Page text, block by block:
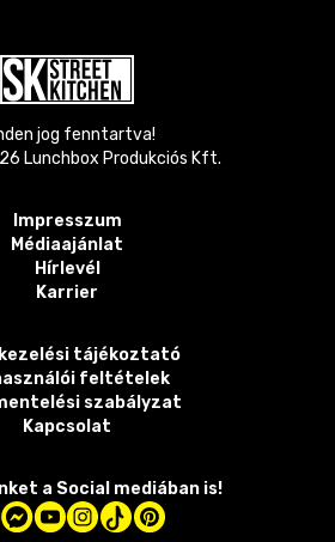
jog fenntartva!
Lunchbox Produkciós Kft.
Impresszum
Médiaajánlat
Hírlevél
Karrier
tájékoztató
feltételek
szabályzat
Kapcsolat
a Social mediában is!